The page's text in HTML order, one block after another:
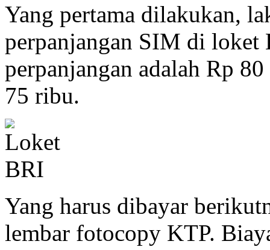
Yang pertama dilakukan,
perpanjangan SIM di
perpanjangan adalah Rp
75 ribu.
Yang harus dibayar
lembar fotocopy KTP.